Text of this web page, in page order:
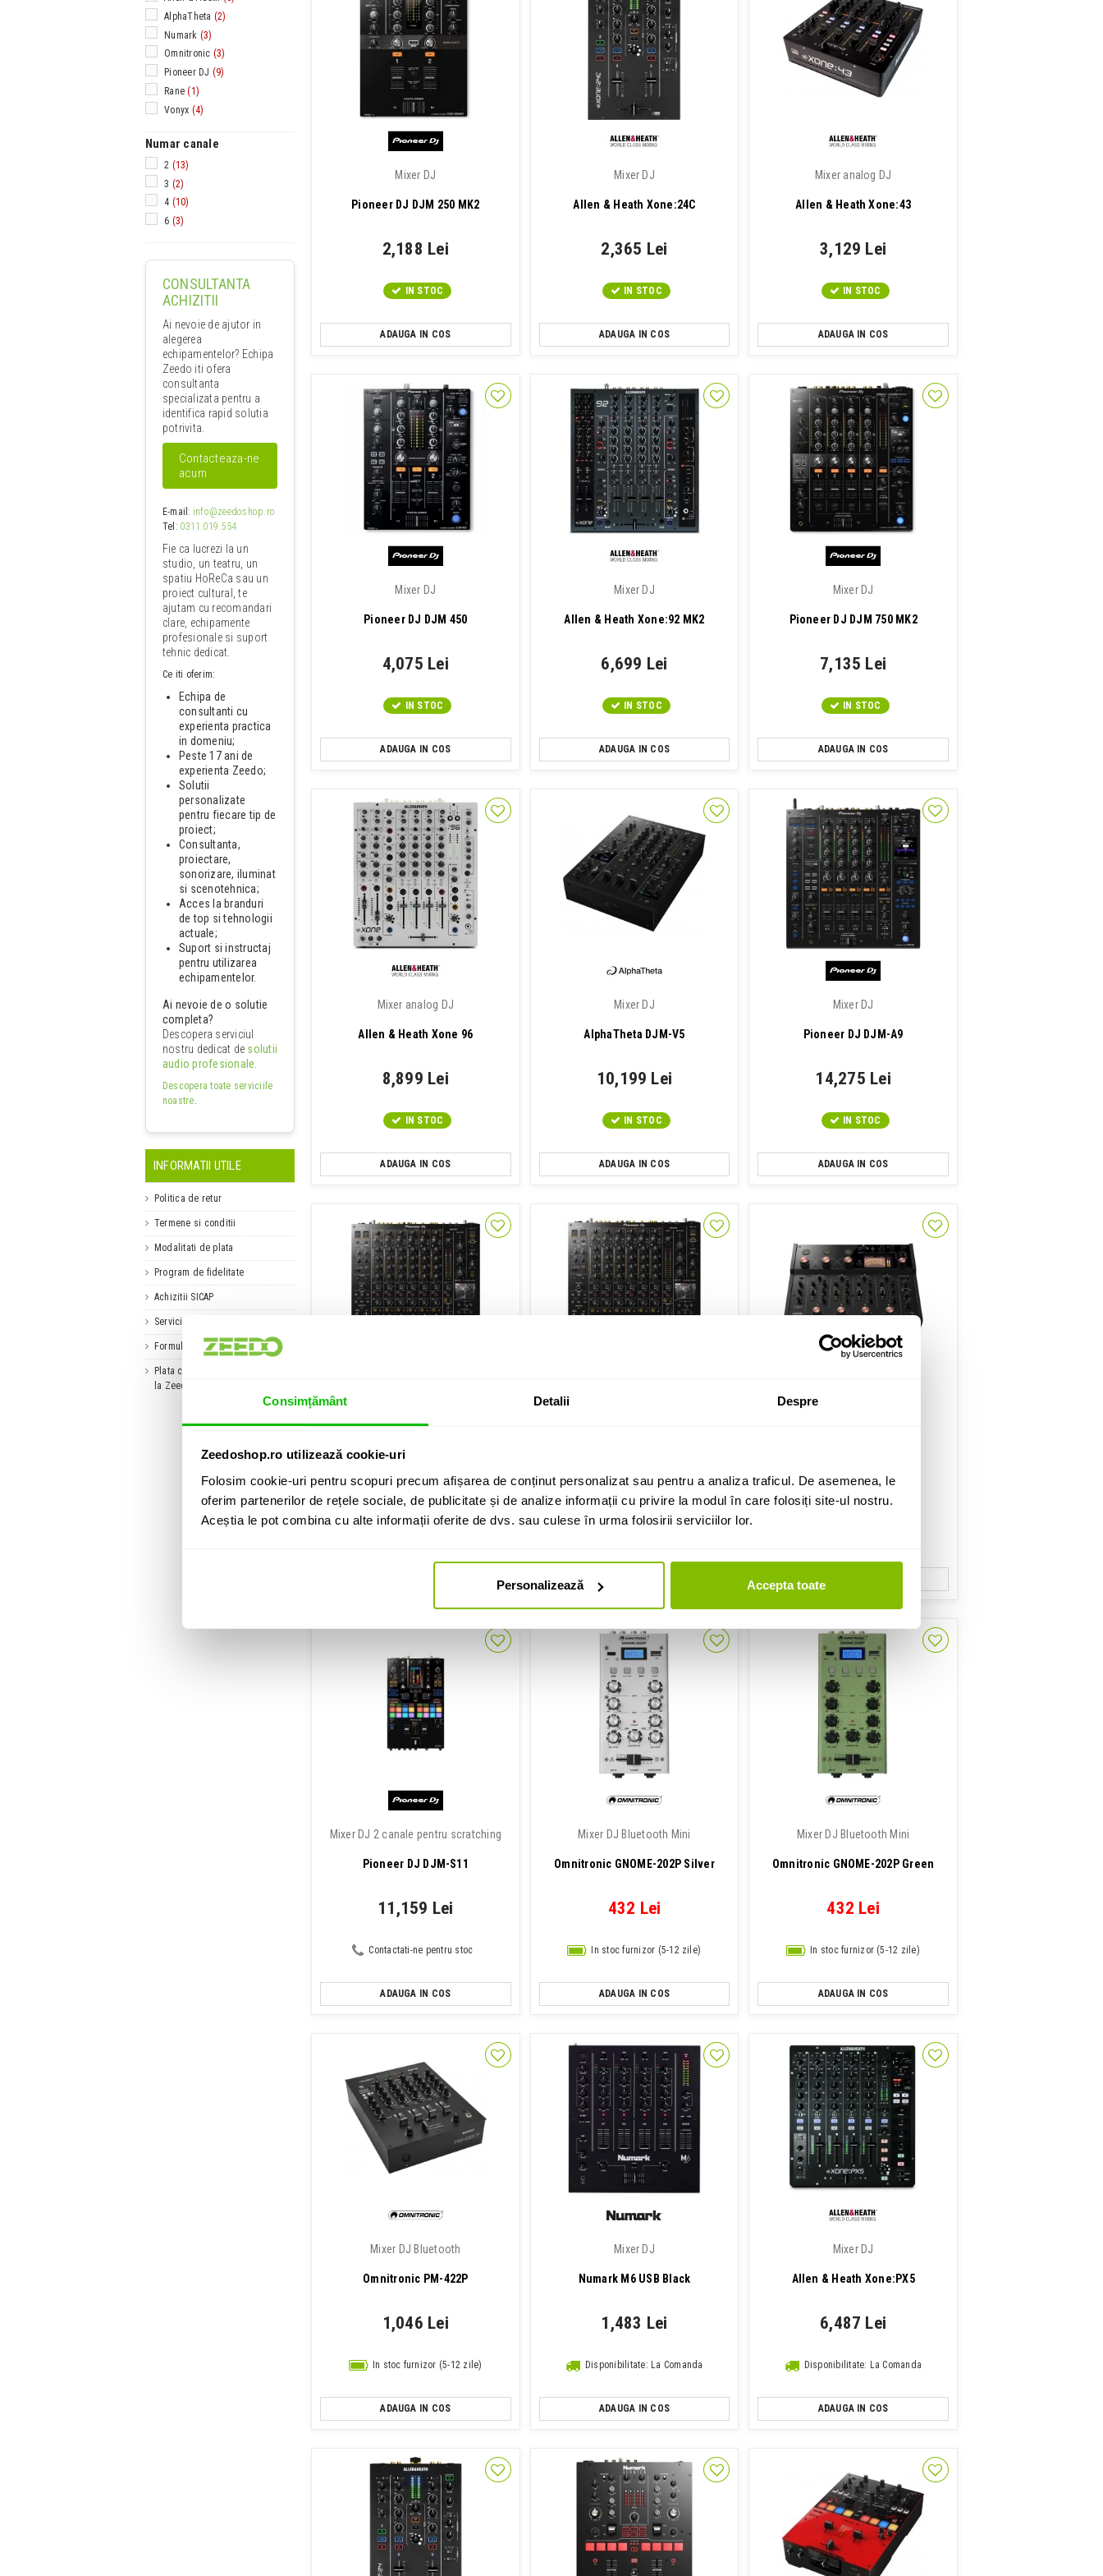
Consimțământ Detalii Despre
Zeedoshop.ro utilizează cookie-uri
Folosim cookie-uri pentru scopuri precum afișarea de conținut personalizat sau pentru a analiza traficul. De asemenea, le
oferim partenerilor de rețele sociale, de publicitate și de analize informații cu privire la modul în care folosiți site-ul nostru.
Aceștia le pot combina cu alte informații oferite de dvs. sau culese în urma folosirii serviciilor lor.
Personalizează Accepta toate
AlphaTheta (2)
Numark (3)
Omnitronic (3)
Pioneer DJ (9)
Rane (1)
Vonyx (4)
Numar canale
2 (13)
3 (2)
4 (10)
6 (3)
CONSULTANTA
ACHIZITII
Ai nevoie de ajutor in
alegerea
echipamentelor? Echipa
Zeedo iti ofera
consultanta
specializata pentru a
identifica rapid solutia
potrivita.
Contacteaza-ne
acum
E-mail : info@zeedoshop.ro
Tel : 0311.019.554
Fie ca lucrezi la un
studio, un teatru, un
spatiu HoReCa sau un
proiect cultural, te
ajutam cu recomandari
clare, echipamente
profesionale si suport
tehnic dedicat.
Ce iti oferim:
Echipa de
consultanti cu
experienta practica
in domeniu;
Peste 17 ani de
experienta Zeedo;
Solutii
personalizate
pentru fiecare tip de
proiect;
Consultanta,
proiectare,
sonorizare, iluminat
si scenotehnica;
Acces la branduri
de top si tehnologii
actuale;
Suport si instructaj
pentru utilizarea
echipamentelor.
Ai nevoie de o solutie
completa?
Descopera serviciul
nostru dedicat de solutii
audio profesionale
Descopera toate serviciile
noastre.
INFORMATII UTILE
Politica de retur
Termene si conditii
Modalitati de plata
Program de fidelitate
Achizitii SICAP
Servicii Zeedo Media
Formular de garantie
Plata cu cardul Prima Didactică
la Zeedo Shop
Mixer DJ
Pioneer DJ DJM 250 MK2
2,188 Lei
IN STOC
ADAUGA IN COS
Mixer DJ
Allen & Heath Xone:24C
2,365 Lei
IN STOC
ADAUGA IN COS
Mixer analog DJ
Allen & Heath Xone:43
3,129 Lei
IN STOC
ADAUGA IN COS
Mixer DJ
Pioneer DJ DJM 450
4,075 Lei
IN STOC
ADAUGA IN COS
Mixer DJ
Allen & Heath Xone:92 MK2
6,699 Lei
IN STOC
ADAUGA IN COS
Mixer DJ
Pioneer DJ DJM 750 MK2
7,135 Lei
IN STOC
ADAUGA IN COS
Mixer analog DJ
Allen & Heath Xone 96
8,899 Lei
IN STOC
ADAUGA IN COS
Mixer DJ
AlphaTheta DJM-V5
10,199 Lei
IN STOC
ADAUGA IN COS
Mixer DJ
Pioneer DJ DJM-A9
14,275 Lei
IN STOC
ADAUGA IN COS
Pioneer DJ DJM V10
18,355 Lei 18,865 Lei 19,375 Lei
ADAUGA IN COS
Mixer DJ 2 canale pentru scratching
Pioneer DJ DJM-S11
11,159 Lei
Contactati-ne pentru stoc
ADAUGA IN COS
Mixer DJ Bluetooth Mini
Omnitronic GNOME-202P Silver
432 Lei
In stoc furnizor (5-12 zile)
ADAUGA IN COS
Mixer DJ Bluetooth Mini
Omnitronic GNOME-202P Green
432 Lei
In stoc furnizor (5-12 zile)
ADAUGA IN COS
Mixer DJ Bluetooth
Omnitronic PM-422P
1,046 Lei
In stoc furnizor (5-12 zile)
ADAUGA IN COS
Mixer DJ
Numark M6 USB Black
1,483 Lei
Disponibilitate: La Comanda
ADAUGA IN COS
Mixer DJ
Allen & Heath Xone:PX5
6,487 Lei
Disponibilitate: La Comanda
ADAUGA IN COS